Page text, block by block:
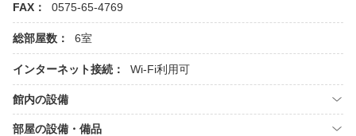
FAX：
0575-65-4769
総部屋数： 6室
インターネット接続： Wi-Fi利用可
館内の設備
部屋の設備・備品